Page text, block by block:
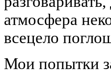
атмосфера
всецело
Мои попытки